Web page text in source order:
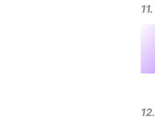
11.
12.